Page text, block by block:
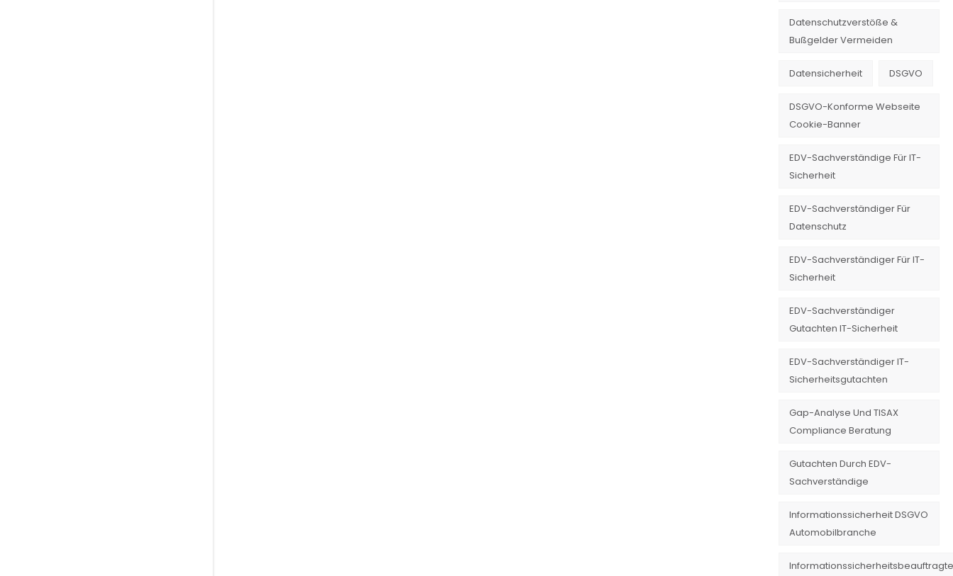
Datenschutzverstöße &
Bußgelder Vermeiden
Datensicherheit DSGVO
DSGVO-Konforme Webseite
Cookie-Banner
EDV-Sachverständige Für IT-
Sicherheit
EDV-Sachverständiger Für
Datenschutz
EDV-Sachverständiger Für IT-
Sicherheit
EDV-Sachverständiger
Gutachten IT-Sicherheit
EDV-Sachverständiger IT-
Sicherheitsgutachten
Gap-Analyse Und TISAX
Compliance Beratung
Gutachten Durch EDV-
Sachverständige
Informationssicherheit DSGVO
Automobilbranche